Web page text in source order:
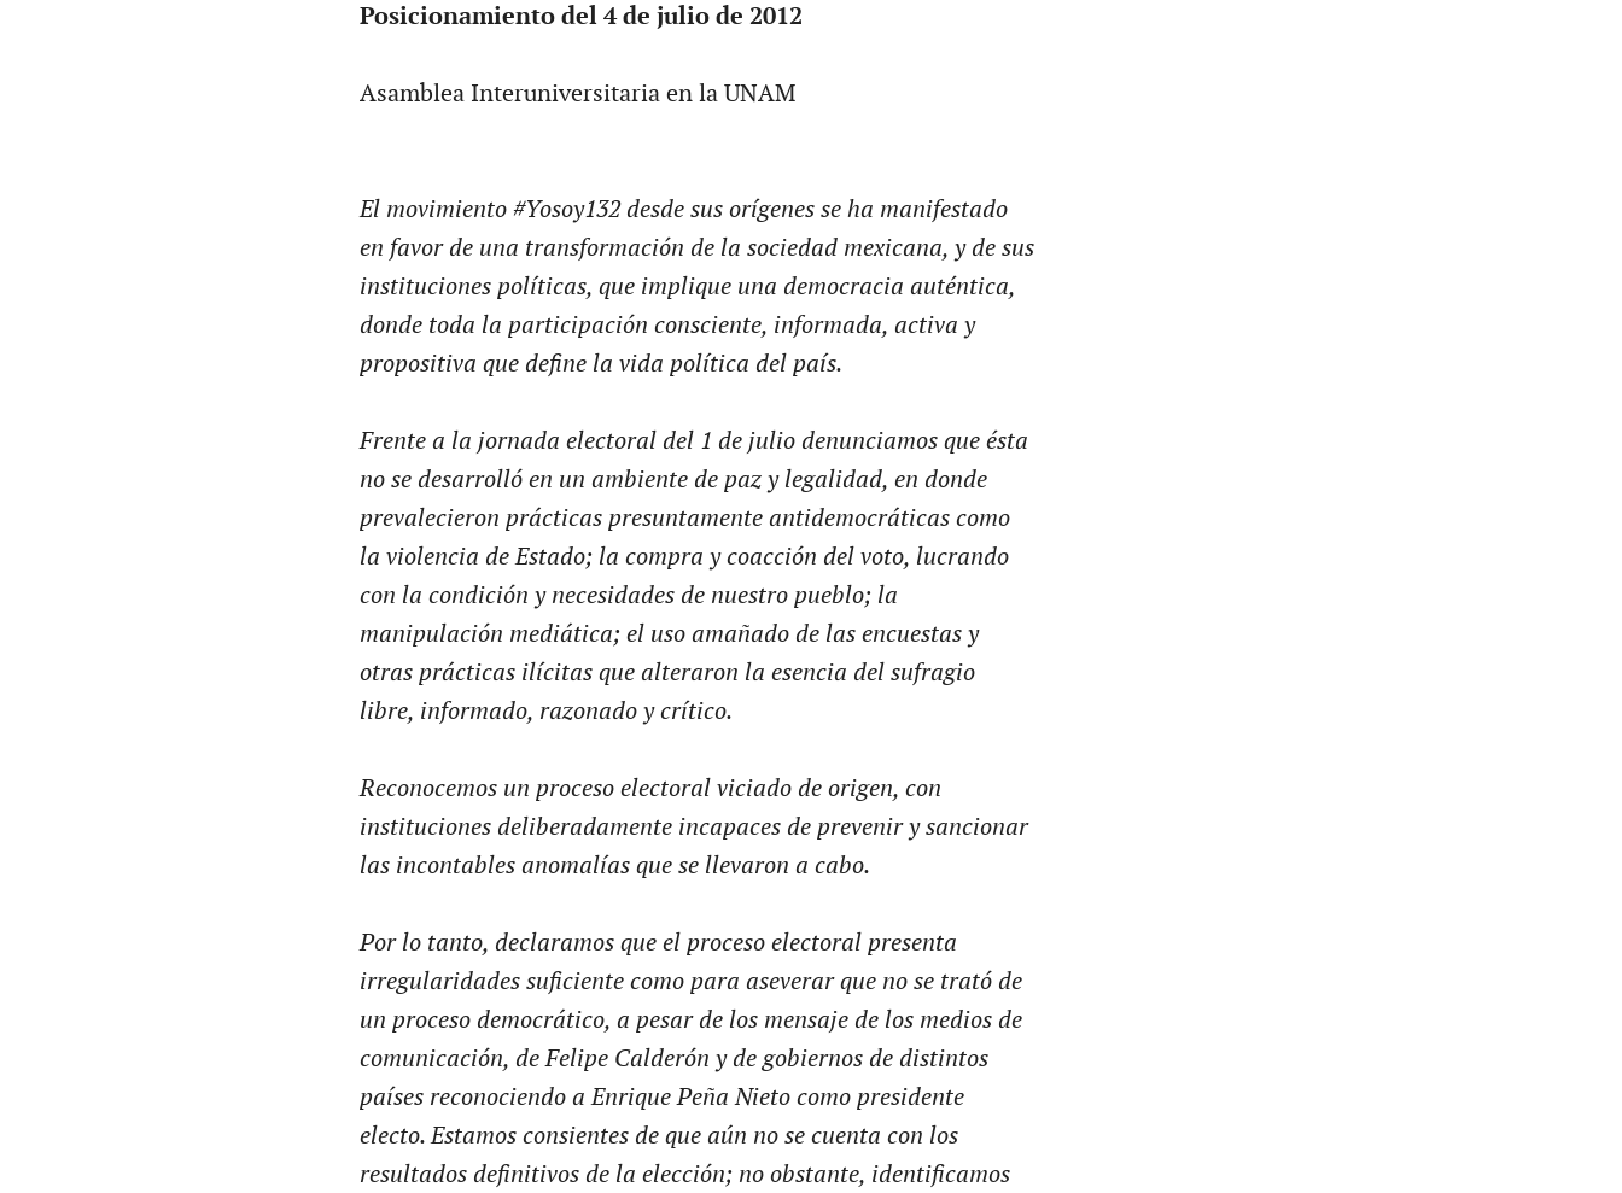
Posicionamiento del 4 de julio de 2012
Asamblea Interuniversitaria en la UNAM
El movimiento #Yosoy132 desde sus orígenes se ha manifestado
en favor de una transformación de la sociedad mexicana, y de sus
instituciones políticas, que implique una democracia auténtica,
donde toda la participación consciente, informada, activa y
propositiva que define la vida política del país.
Frente a la jornada electoral del 1 de julio denunciamos que ésta
no se desarrolló en un ambiente de paz y legalidad, en donde
prevalecieron prácticas presuntamente antidemocráticas como
la violencia de Estado; la compra y coacción del voto, lucrando
con la condición y necesidades de nuestro pueblo; la
manipulación mediática; el uso amañado de las encuestas y
otras prácticas ilícitas que alteraron la esencia del sufragio
libre, informado, razonado y crítico.
Reconocemos un proceso electoral viciado de origen, con
instituciones deliberadamente incapaces de prevenir y sancionar
las incontables anomalías que se llevaron a cabo.
Por lo tanto, declaramos que el proceso electoral presenta
irregularidades suficiente como para aseverar que no se trató de
un proceso democrático, a pesar de los mensaje de los medios de
comunicación, de Felipe Calderón y de gobiernos de distintos
países reconociendo a Enrique Peña Nieto como presidente
electo. Estamos consientes de que aún no se cuenta con los
resultados definitivos de la elección; no obstante, identificamos